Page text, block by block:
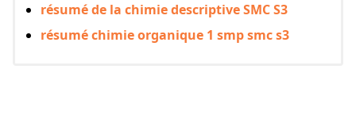
résumé de la chimie descriptive SMC S3
résumé chimie organique 1 smp smc s3